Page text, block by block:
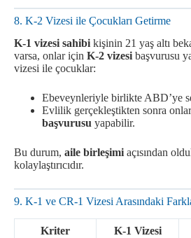
8. K-2 Vizesi ile Çocukları Getirme
K-1 vizesi sahibikişinin 21 yaş altı
varsa, onlar için K-2 vizesibaşvurusu
vizesi ile çocuklar:
Ebeveynleriyle birlikte ABD’ye
Evlilik gerçekleştikten sonra
başvurusu yapabilir.
Bu durum, aile birleşimiaçısından
kolaylaştırıcıdır.
9. K-1 ve CR-1 Vizesi Arasındaki
Kriter K-1 Vizesi